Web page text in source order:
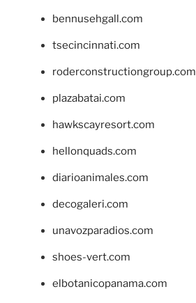
bennusehgall.com
tsecincinnati.com
roderconstructiongroup.com
plazabatai.com
hawkscayresort.com
hellonquads.com
diarioanimales.com
decogaleri.com
unavozparadios.com
shoes-vert.com
elbotanicopanama.com